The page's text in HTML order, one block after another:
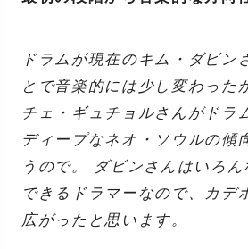
ドラムが現在のキム・ダビン
とで音楽的には少し変わった
チェ・ギュチョルさんがドラ
ディープなネオ・ソウルの傾
うので。 ダビンさんはいろ
できるドラマーなので、カデ
広がったと思います。